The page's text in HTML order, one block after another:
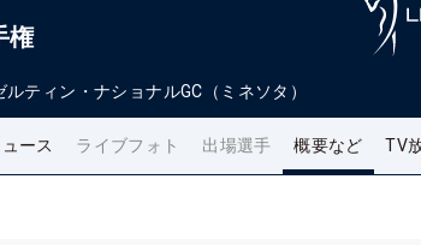
権
ルティン・ナショナルGC（ミネソタ）
ース ライブフォト 出場選手 概要など TV